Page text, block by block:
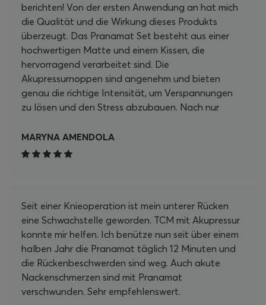
berichten! Von der ersten Anwendung an hat mich
die Qualität und die Wirkung dieses Produkts
überzeugt. Das Pranamat Set besteht aus einer
hochwertigen Matte und einem Kissen, die
hervorragend verarbeitet sind. Die
Akupressurnoppen sind angenehm und bieten
genau die richtige Intensität, um Verspannungen
zu lösen und den Stress abzubauen. Nach nur
unglaublich entspannt und revitalisiert. Ein
besonderes Highlight ist, wie einfach es ist, die
der Matte nur empfehlen. Es ist ein wahrer
Wohlfühlmoment, der mir hilft, Körper und Geist in
Einklang zu bringen. Zusätzlich möchte ich die
schnelle Lieferung und den hervorragenden
Kundenservice hervorheben. Ich hatte eine kleine
Frage zu den Anwendungszeiten, und mein
Anliegen wurde umgehend und freundlich
MARYNA AMENDOLA
Seit einer Knieoperation ist mein unterer Rücken
eine Schwachstelle geworden. TCM mit Akupressur
konnte mir helfen. Ich benütze nun seit über einem
halben Jahr die Pranamat täglich 12 Minuten und
die Rückenbeschwerden sind weg. Auch akute
Nackenschmerzen sind mit Pranamat
verschwunden. Sehr empfehlenswert.